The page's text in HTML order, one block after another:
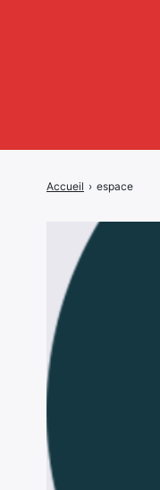
Accueil › espace